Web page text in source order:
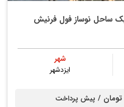
یک ساحل نوساز فول فرنیش
شهر
ایزدشهر
پیش پرداخت